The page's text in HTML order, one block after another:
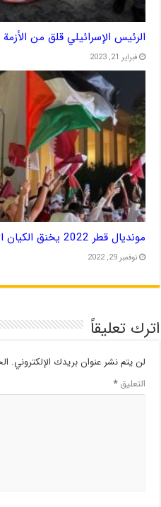
الرئيس الإسرائيلي قلق من الأزمة
فبراير 21, 2023
مونديال قطر 2022 يخنق الكيان الصهيوني ويعزله
نوفمبر 29, 2022
اترك تعليقاً
لن يتم نشر عنوان بريدك الإلكتروني.
التعليق*